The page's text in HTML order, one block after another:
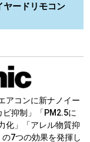
ヤードリモコン
アコンに新ナノイー
抑制」「PM2.5に
化」「アレル物質抑
7つの効果を発揮し